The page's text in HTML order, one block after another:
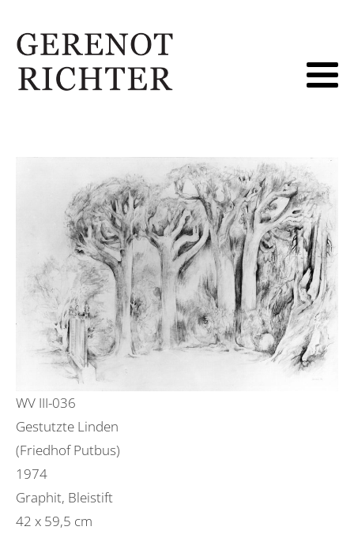
WV III-036
Gestutzte Linden
(Friedhof Putbus)
1974
Graphit, Bleistift
42 x 59,5 cm